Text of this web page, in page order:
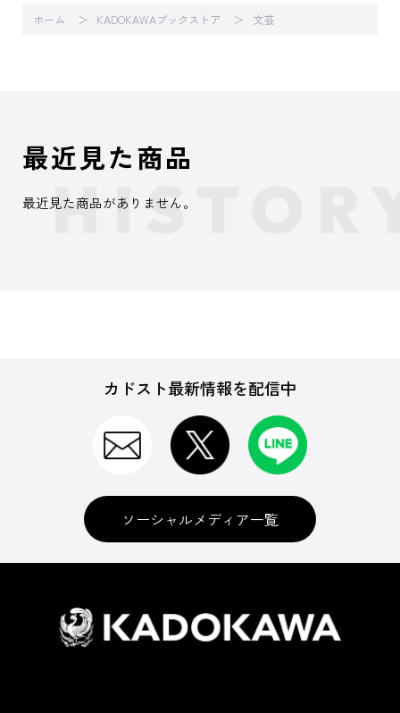
ホーム KADOKAWAブックストア 文芸
最近見た商品
最近見た商品がありません。
カドスト最新情報を配信中
ソーシャルメディア一覧